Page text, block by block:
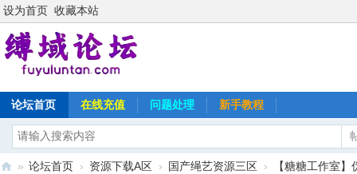
设为首页 收藏本站
论坛首页 在线充值 问题处理 新手教程
» 论坛首页 › 资源下载A区 › 国产绳艺资源三区 › 【糖糖工作室